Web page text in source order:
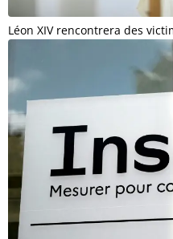
Léon XIV rencontrera des